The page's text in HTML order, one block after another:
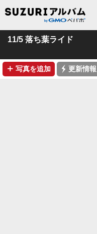
11/5 落ち葉ライド
➕ 写真を追加 ⚡ 更新情報